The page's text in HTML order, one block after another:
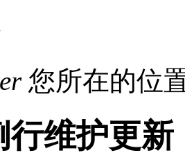
您所在的位
行维护更新